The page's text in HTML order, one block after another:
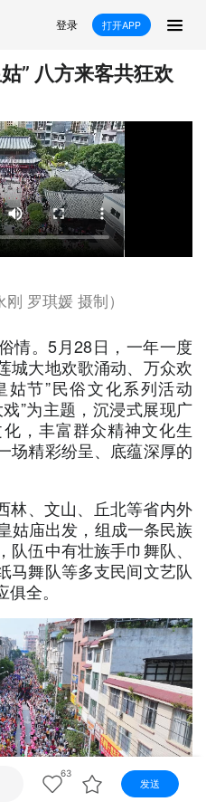
登录 打开APP
时事
科教
广南县 富宁县
阿文工作室 文山新闻
” 八方来客共狂欢
刚 罗琪媛 摄制）
情。5月28日，一年一度
城大地欢歌涌动、万众欢
姑节”民俗文化系列活动
”为主题，沉浸式展现广
，丰富群众精神文化生
场精彩纷呈、底蕴深厚的
林、文山、丘北等省内外
姑庙出发，组成一条民族
伍中有壮族手巾舞队、
马舞队等多支民间文艺队
全。
63
发送